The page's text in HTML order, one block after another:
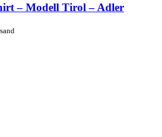
– Modell Tirol – Adler